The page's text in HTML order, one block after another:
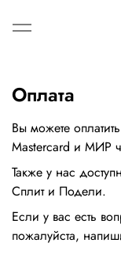
Оплата
Вы можете
Mastercard и МИР
Также у нас
Сплит и Подели.
Если у вас есть
пожалуйста,